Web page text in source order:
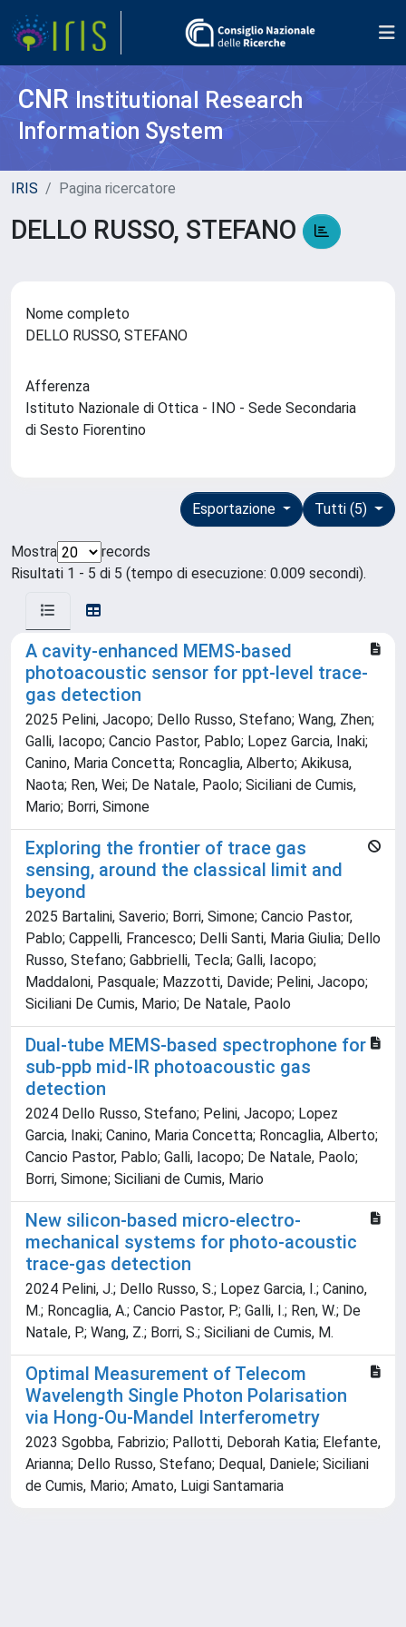
CNR Institutional Research
Information System
IRIS Pagina ricercatore
DELLO RUSSO, STEFANO
Nome completo
DELLO RUSSO, STEFANO
Afferenza
Istituto Nazionale di Ottica - INO - Sede Secondaria
di Sesto Fiorentino
Tutti (5)
Esportazione
Mostra
records
Risultati 1 - 5 di 5 (tempo di esecuzione: 0.009 secondi).
A cavity-enhanced MEMS-based
photoacoustic sensor for ppt-level trace-
gas detection
2025 Pelini, Jacopo; Dello Russo, Stefano; Wang, Zhen;
Galli, Iacopo; Cancio Pastor, Pablo; Lopez Garcia, Inaki;
Canino, Maria Concetta; Roncaglia, Alberto; Akikusa,
Naota; Ren, Wei; De Natale, Paolo; Siciliani de Cumis,
Mario; Borri, Simone
Exploring the frontier of trace gas
sensing, around the classical limit and
beyond
2025 Bartalini, Saverio; Borri, Simone; Cancio Pastor,
Pablo; Cappelli, Francesco; Delli Santi, Maria Giulia; Dello
Russo, Stefano; Gabbrielli, Tecla; Galli, Iacopo;
Maddaloni, Pasquale; Mazzotti, Davide; Pelini, Jacopo;
Siciliani De Cumis, Mario; De Natale, Paolo
Dual-tube MEMS-based spectrophone for
sub-ppb mid-IR photoacoustic gas
detection
2024 Dello Russo, Stefano; Pelini, Jacopo; Lopez
Garcia, Inaki; Canino, Maria Concetta; Roncaglia, Alberto;
Cancio Pastor, Pablo; Galli, Iacopo; De Natale, Paolo;
Borri, Simone; Siciliani de Cumis, Mario
New silicon-based micro-electro-
mechanical systems for photo-acoustic
trace-gas detection
2024 Pelini, J.; Dello Russo, S.; Lopez Garcia, I.; Canino,
M.; Roncaglia, A.; Cancio Pastor, P.; Galli, I.; Ren, W.; De
Natale, P.; Wang, Z.; Borri, S.; Siciliani de Cumis, M.
Optimal Measurement of Telecom
Wavelength Single Photon Polarisation
via Hong-Ou-Mandel Interferometry
2023 Sgobba, Fabrizio; Pallotti, Deborah Katia; Elefante,
Arianna; Dello Russo, Stefano; Dequal, Daniele; Siciliani
de Cumis, Mario; Amato, Luigi Santamaria